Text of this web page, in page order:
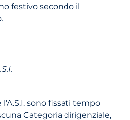
festivo secondo il
sono fissati tempo
Categoria dirigenziale,